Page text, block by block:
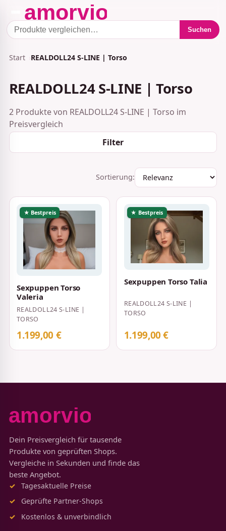
Suchen
Start REALDOLL24 S-LINE | Torso
REALDOLL24 S-LINE | Torso
2 Produkte von REALDOLL24 S-LINE | Torso im
Preisvergleich
Filter
Sortierung:
★ Bestpreis
Sexpuppen Torso
Valeria
REALDOLL24 S-LINE |
TORSO
1.199,00 €
★ Bestpreis
Sexpuppen Torso Talia
REALDOLL24 S-LINE |
TORSO
1.199,00 €
Dein Preisvergleich für tausende
Produkte von geprüften Shops.
Vergleiche in Sekunden und finde das
beste Angebot.
Tagesaktuelle Preise
Geprüfte Partner-Shops
Kostenlos & unverbindlich